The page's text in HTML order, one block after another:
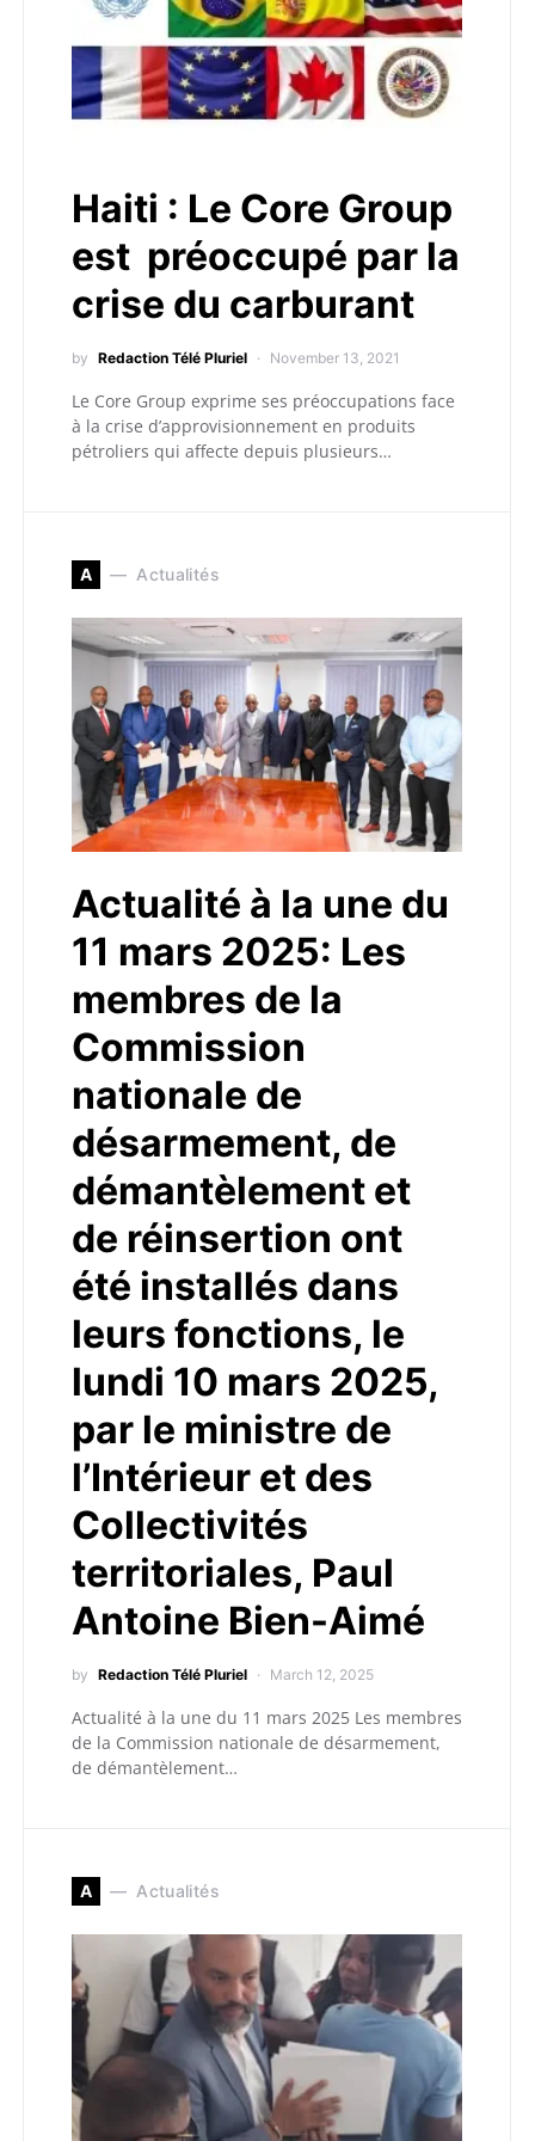
Haiti : Le Core Group
est préoccupé par la
crise du carburant
by Redaction Télé Pluriel November 13, 2021
Le Core Group exprime ses préoccupations face
à la crise d’approvisionnement en produits
pétroliers qui affecte depuis plusieurs…
A Actualités
Actualité à la une du
11 mars 2025: Les
membres de la
Commission
nationale de
désarmement, de
démantèlement et
de réinsertion ont
été installés dans
leurs fonctions, le
lundi 10 mars 2025,
par le ministre de
l’Intérieur et des
Collectivités
territoriales, Paul
Antoine Bien-Aimé
by Redaction Télé Pluriel March 12, 2025
Actualité à la une du 11 mars 2025 Les membres
de la Commission nationale de désarmement,
de démantèlement…
A Actualités